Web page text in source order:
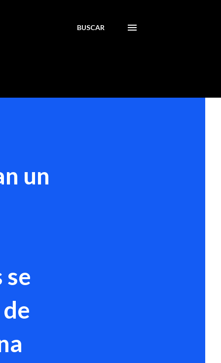
BUSCAR
un